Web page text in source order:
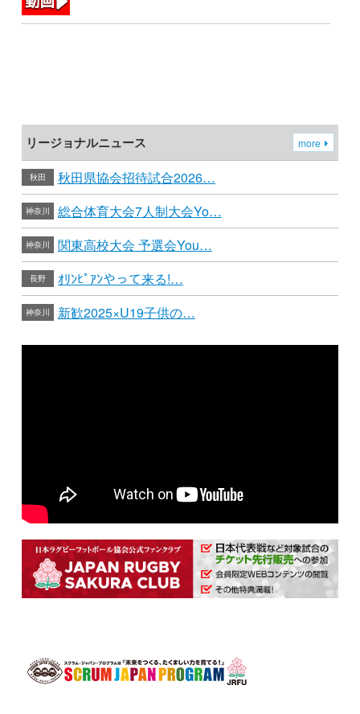
リージョナルニュース more
秋田 秋田県協会招待試合2026…
神奈川 総合体育大会7人制大会Yo…
神奈川 関東高校大会 予選会You…
長野 ｵﾘﾝﾋﾟｱﾝやって来る!…
神奈川 新歓2025×U19子供の…